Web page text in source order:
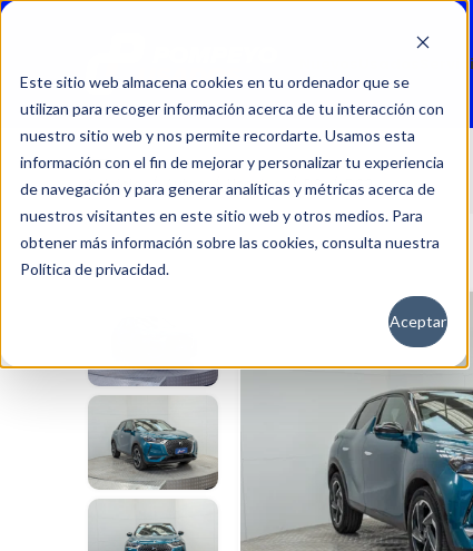
Este sitio web almacena cookies en tu ordenador que se
utilizan para recoger información acerca de tu interacción con
nuestro sitio web y nos permite recordarte. Usamos esta
información con el fin de mejorar y personalizar tu experiencia
de navegación y para generar analíticas y métricas acerca de
nuestros visitantes en este sitio web y otros medios. Para
obtener más información sobre las cookies, consulta nuestra
Política de privacidad.
Aceptar
Inicio Autos Usados DS DS3